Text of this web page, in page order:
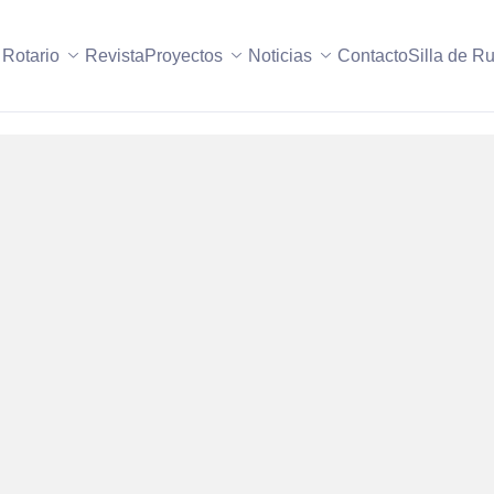
RevistaProyectos Noticias ContactoSilla de